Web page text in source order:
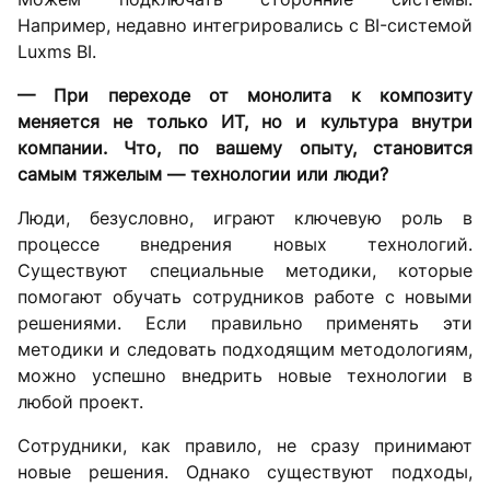
Например, недавно интегрировались с BI-системой
Luxms BI.
— При переходе от монолита к композиту
меняется не только ИТ, но и культура внутри
компании. Что, по вашему опыту, становится
самым тяжелым — технологии или люди?
Люди, безусловно, играют ключевую роль в
процессе внедрения новых технологий.
Существуют специальные методики, которые
помогают обучать сотрудников работе с новыми
решениями. Если правильно применять эти
методики и следовать подходящим методологиям,
можно успешно внедрить новые технологии в
любой проект.
Сотрудники, как правило, не сразу принимают
новые решения. Однако существуют подходы,